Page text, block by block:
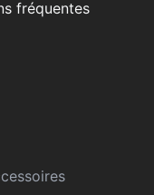
fréquentes